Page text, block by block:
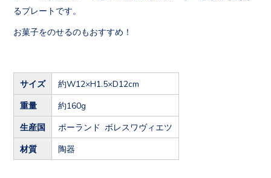
るプレートです。
お菓子をのせるのもおすすめ！
サイズ 約W12×H1.5×D12cm
重量 約160g
生産国 ポーランド ボレスワヴィエツ
材質 陶器